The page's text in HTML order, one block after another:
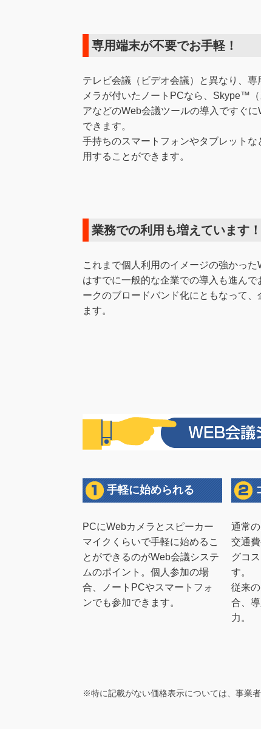
専用端末が不要でお手軽！
テレビ会議（ビデオ会議）と異なり、専
メラが付いたノートPCなら、Skype™
アなどのWeb会議ツールの導入ですぐ
できます。
手持ちのスマートフォンやタブレットな
用することができます。
業務での利用も増えています！
これまで個人利用のイメージの強かっ
はすでに一般的な企業での導入も進んで
ークのブロードバンド化にともなって
ます。
手軽に始められる
PCにWebカメラとスピーカー
マイクくらいで手軽に始めるこ
とができるのがWeb会議システ
ムのポイント。個人参加の場
合、ノートPCやスマートフォ
ンでも参加できます。
通常
交通
グコ
す。
従来
合、
力。
※特に記載がない価格表示については、事業